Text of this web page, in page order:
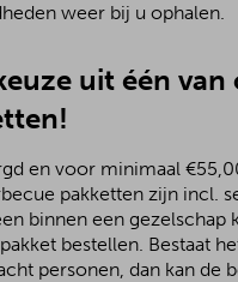
weer bij u ophalen.
uit één van
en voor minimaal
pakketten zijn incl.
binnen een gezelschap
bestellen. Bestaat
personen, dan kan de